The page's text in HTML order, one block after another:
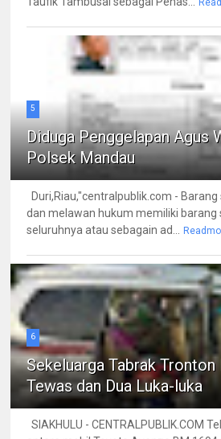
5
Diduga Penggelapan Agus
Polsek Mandau
Duri,Riau,"centralpublik.com -
dan melawan hukum memiliki barang
seluruhnya atau sebagain ad...
6
Sekeluarga Tabrak Tronton
Tewas dan Dua Luka-luka
SIAKHULU - CENTRALPUBLIK.COM